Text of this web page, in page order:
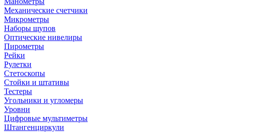
Механические счетчики
Микрометры
Наборы щупов
Оптические нивелиры
Пирометры
Рейки
Рулетки
Стетоскопы
Стойки и штативы
Тестеры
Угольники и угломеры
Уровни
Цифровые мультиметры
Штангенциркули